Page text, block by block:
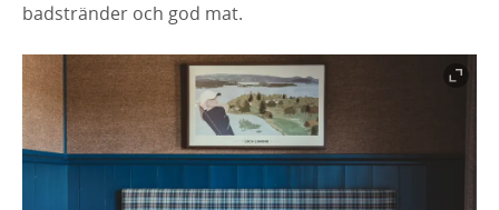
badstränder och god mat.